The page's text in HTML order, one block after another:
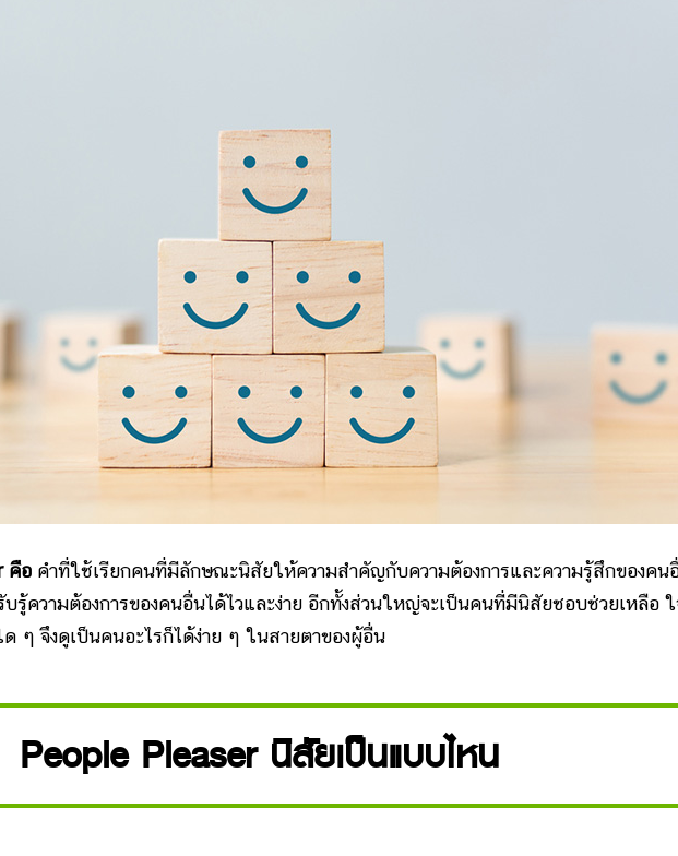
คือ คำที่ใช้เรียกคนที่มีลักษณะนิสัยให้ความสำคัญกับความต้องการและความรู้สึกของคน
บรู้ความต้องการของคนอื่นได้ไวและง่าย อีกทั้งส่วนใหญ่จะเป็นคนที่มีนิสัยชอบช่วยเหลือ
ๆ จึงดูเป็นคนอะไรก็ได้ง่าย ๆ ในสายตาของผู้อื่น
People Pleaser นิสัยเป็นแบบไหน